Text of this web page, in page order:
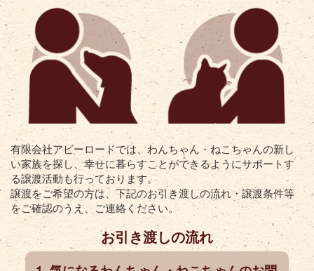
有限会社アビーロードでは、わんちゃん・ねこちゃんの新し
い家族を探し、幸せに暮らすことができるようにサポートす
る譲渡活動も行っております。
譲渡をご希望の方は、下記のお引き渡しの流れ・譲渡条件等
をご確認のうえ、ご連絡ください。
お引き渡しの流れ